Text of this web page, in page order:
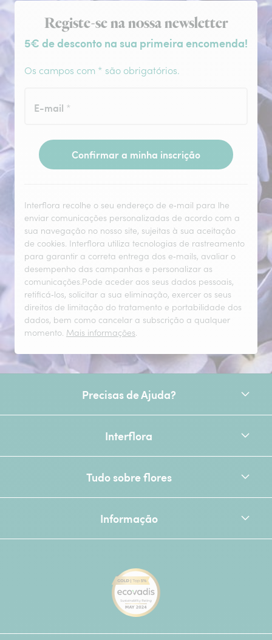
Subscrição da newsletter
Registe-se na nossa newsletter
5€ de desconto na sua primeira encomenda!
Os campos com * são obrigatórios.
E-mail *
Confirmar a minha inscrição
Interflora recolhe o seu endereço de e‑mail para lhe
enviar comunicações personalizadas de acordo com a
sua navegação no nosso site, sujeitas à sua aceitação
de cookies. Interflora utiliza tecnologias de rastreamento
para garantir a correta entrega dos e‑mails, avaliar o
desempenho das campanhas e personalizar as
comunicações.Pode aceder aos seus dados pessoais,
retificá‑los, solicitar a sua eliminação, exercer os seus
direitos de limitação do tratamento e portabilidade dos
dados, bem como cancelar a subscrição a qualquer
momento. Mais informações.
Precisas de Ajuda?
Interflora
Tudo sobre flores
Informação